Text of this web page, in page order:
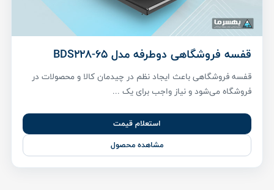
قفسه فروشگاهی دوطرفه مدل BDS228-65
قفسه فروشگاهی باعث ایجاد نظم در چیدمان کالا و محصولات در
فروشگاه می‌شود و نیاز واجب برای یک ...
استعلام قیمت
مشاهده محصول